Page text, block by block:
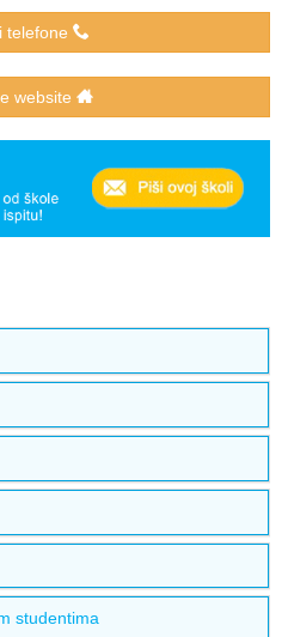
telefone
website
studentima